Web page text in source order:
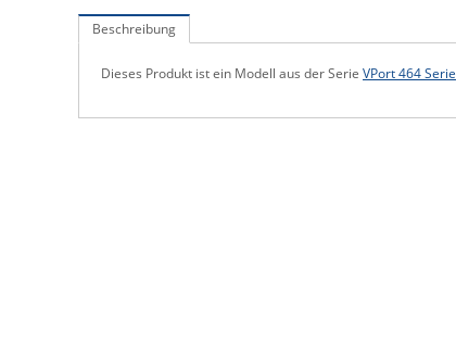
Beschreibung
Dieses Produkt ist ein Modell aus der Serie VPort 464 Serie